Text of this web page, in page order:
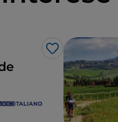
Me gusta